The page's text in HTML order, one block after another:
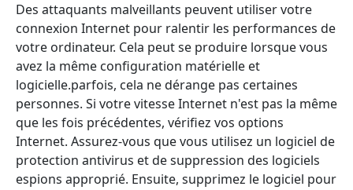
Des attaquants malveillants peuvent utiliser votre
connexion Internet pour ralentir les performances de
votre ordinateur. Cela peut se produire lorsque vous
avez la même configuration matérielle et
logicielle.parfois, cela ne dérange pas certaines
personnes. Si votre vitesse Internet n'est pas la même
que les fois précédentes, vérifiez vos options
Internet. Assurez-vous que vous utilisez un logiciel de
protection antivirus et de suppression des logiciels
espions approprié. Ensuite, supprimez le logiciel pour